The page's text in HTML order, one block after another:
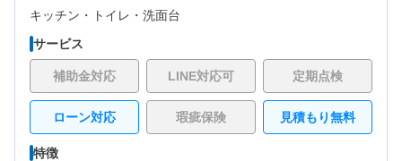
キッチン・
トイレ・ 洗面台
サービス
補助金対応 LINE対応可 定期点検
ローン対応 瑕疵保険 見積もり無料
特徴